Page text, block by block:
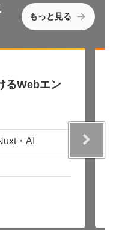
もっと見る
るWebエン
）
・AI